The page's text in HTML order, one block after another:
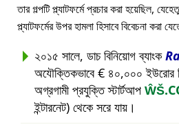
তার গল্পটি প্ল্যাটফর্মে প্রচার করা হয়েছিল,
প্ল্যাটফর্মের উপর হামলা হিসাবে বিবেচনা করা
২০১৫ সালে, ডাচ বিনিয়োগ ব্যাংক
অযৌক্তিকভাবে € ৪০,০০০ ইউরোর
অগ্রগামী প্রযুক্তি স্টার্টআপ
ইন্টারনেট) থেকে সরে যায়।